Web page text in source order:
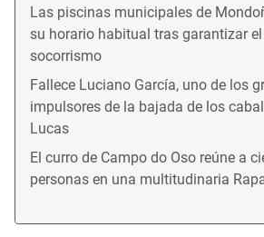
Las piscinas municipales de
su horario habitual tras garantizar
socorrismo
Fallece Luciano García, uno de los
impulsores de la bajada de los
Lucas
El curro de Campo do Oso reúne a
personas en una multitudinaria